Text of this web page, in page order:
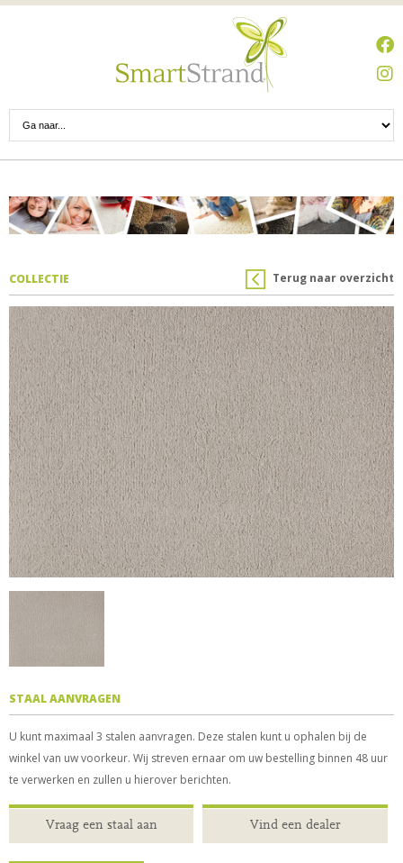
Terug naar overzicht
COLLECTIE
STAAL AANVRAGEN
U kunt maximaal 3 stalen aanvragen. Deze stalen kunt u ophalen bij de
winkel van uw voorkeur. Wij streven ernaar om uw bestelling binnen 48 uur
te verwerken en zullen u hierover berichten.
Vraag een staal aan Vind een dealer